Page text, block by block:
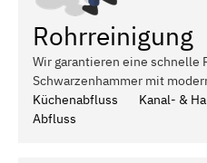
Rohrreinigung
Wir garantieren eine schnelle
Schwarzenhammer mit
Küchenabfluss
Kanal- &
Abfluss